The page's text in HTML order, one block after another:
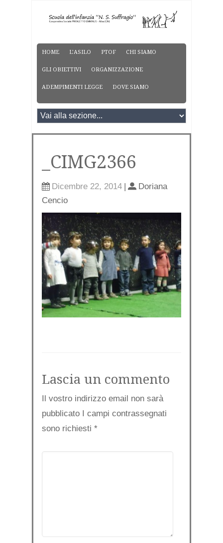
HOME L’ASILO PTOF CHI SIAMO
GLI OBIETTIVI ORGANIZZAZIONE
ADEMPIMENTI LEGGE DOVE SIAMO
_CIMG2366
Dicembre 22, 2014 |
Doriana
Cencio
Lascia un commento
Il vostro indirizzo email non sarà
pubblicato I campi contrassegnati
sono richiesti *